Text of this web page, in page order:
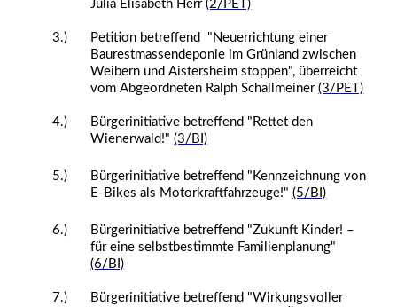
Julia Elisabeth Herr(2/PET)
3.)
Petition betreffend "Neuerrichtung einer
Baurestmassendeponie im Grünland zwischen
Weibern und Aistersheim stoppen", überreicht
vom Abgeordneten Ralph Schallmeiner(3/PET)
4.)
Bürgerinitiative betreffend "Rettet den
Wienerwald!"(3/BI)
5.)
Bürgerinitiative betreffend "Kennzeichnung von
E-Bikes als Motorkraftfahrzeuge!"(5/BI)
6.)
Bürgerinitiative betreffend "Zukunft Kinder! –
für eine selbstbestimmte Familienplanung"
(6/BI)
7.)
Bürgerinitiative betreffend "Wirkungsvoller